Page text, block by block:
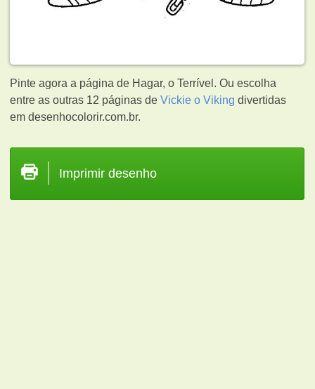
Pinte agora a página de Hagar, o Terrível. Ou escolha
entre as outras 12 páginas deVickie o Viking divertidas
em desenhocolorir.com.br.
Imprimir desenho